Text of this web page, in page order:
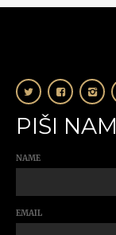
PIŠI NAM
NAME
EMAIL